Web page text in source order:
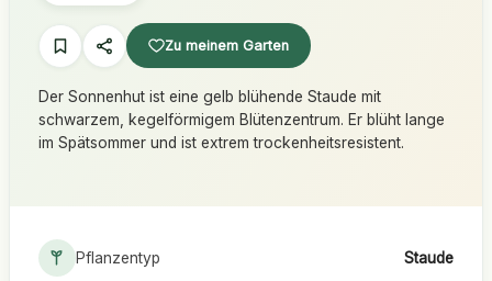
Zu meinem Garten
Der Sonnenhut ist eine gelb blühende Staude mit
schwarzem, kegelförmigem Blütenzentrum. Er blüht lange
im Spätsommer und ist extrem trockenheitsresistent.
Pflanzentyp Staude